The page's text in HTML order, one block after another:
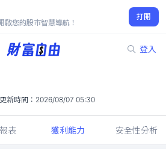
啟您的股市智慧導航！
打開
登入
0.73%
新時間： 2026/08/07 05:30
表 獲利能力 安全性分析